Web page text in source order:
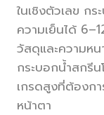
ในเชิงตัวเลข ก
ความเย็นได้
วัสดุและความหน
กระบอกน้ำสกรี
เกรดสูงที่ต้องก
หน้าตา